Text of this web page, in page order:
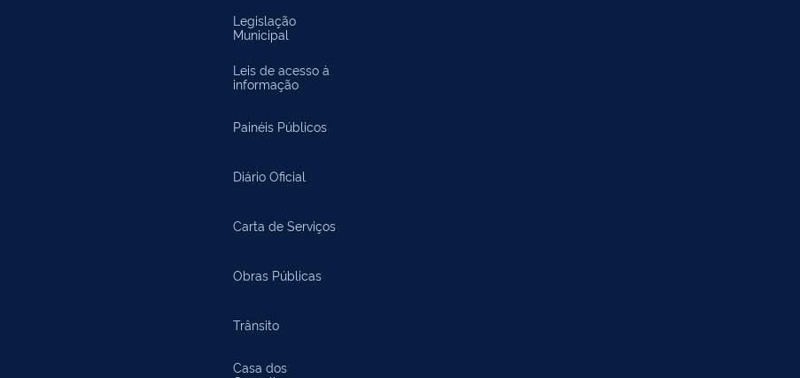
Legislação
Municipal
Leis de acesso à
informação
Painéis Públicos
Diário Oficial
Carta de Serviços
Obras Públicas
Trânsito
Casa dos